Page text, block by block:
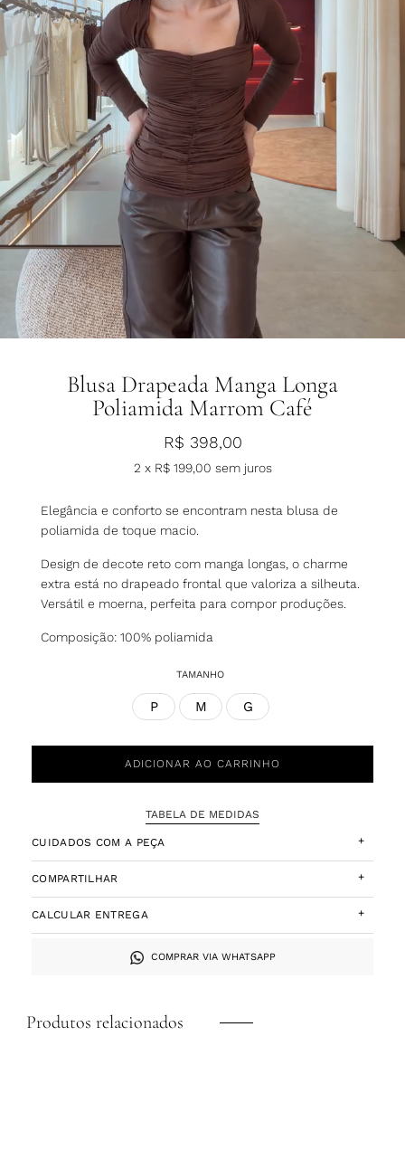
Blusa Drapeada Manga Longa
Poliamida Marrom Café
R$ 398,00
2 x R$199,00 sem juros
Elegância e conforto se encontram nesta blusa de
poliamida de toque macio.
Design de decote reto com manga longas, o charme
extra está no drapeado frontal que valoriza a silheuta.
Versátil e moerna, perfeita para compor produções.
Composição: 100% poliamida
TAMANHO
P M G
ADICIONAR AO CARRINHO
TABELA DE MEDIDAS
CUIDADOS COM A PEÇA +
COMPARTILHAR +
CALCULAR ENTREGA +
COMPRAR VIA WHATSAPP
Produtos relacionados